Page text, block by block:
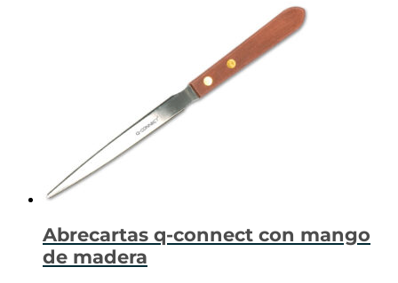
Abrecartas q-connect con mango
de madera